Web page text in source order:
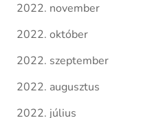
2022. november
2022. október
2022. szeptember
2022. augusztus
2022. július